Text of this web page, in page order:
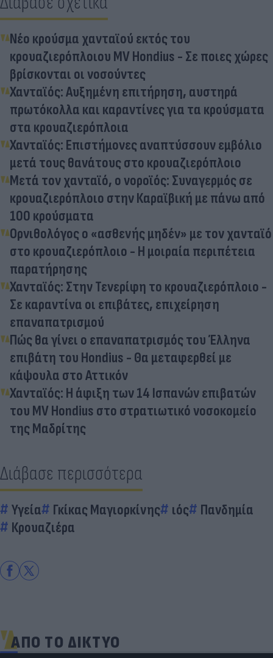
Νέο κρούσμα χανταϊού εκτός του
κρουαζιερόπλοιου MV Hondius - Σε ποιες χώρες
βρίσκονται οι νοσούντες
Χανταϊός: Αυξημένη επιτήρηση, αυστηρά
πρωτόκολλα και καραντίνες για τα κρούσματα
στα κρουαζιερόπλοια
Χανταϊός: Επιστήμονες αναπτύσσουν εμβόλιο
μετά τους θανάτους στο κρουαζιερόπλοιο
Μετά τον χανταϊό, ο νοροϊός: Συναγερμός σε
κρουαζιερόπλοιο στην Καραϊβική με πάνω από
100 κρούσματα
Ορνιθολόγος ο «ασθενής μηδέν» με τον χανταϊό
στο κρουαζιερόπλοιο - Η μοιραία περιπέτεια
παρατήρησης
Χανταϊός: Στην Τενερίφη το κρουαζιερόπλοιο -
Σε καραντίνα οι επιβάτες, επιχείρηση
επαναπατρισμού
Πώς θα γίνει ο επαναπατρισμός του Έλληνα
επιβάτη του Hondius - Θα μεταφερθεί με
κάψουλα στο Αττικόν
Χανταϊός: Η άφιξη των 14 Ισπανών επιβατών
του MV Hondius στο στρατιωτικό νοσοκομείο
της Μαδρίτης
Διάβασε περισσότερα
Υγεία Γκίκας Μαγιορκίνης ιός
Πανδημία
Κρουαζιέρα
ΑΠΟ ΤΟ ΔΙΚΤΥΟ